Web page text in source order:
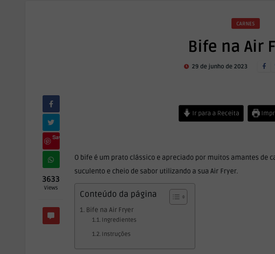
CARNES
Bife na Air
29 de junho de 2023
Save
3633
Views
Ir para a Receita
O bife é um prato clássico e apreciado por muitos amantes de
suculento e cheio de sabor utilizando a sua Air Fryer.
Conteúdo da página
Bife na Air Fryer
Ingredientes
Instruções